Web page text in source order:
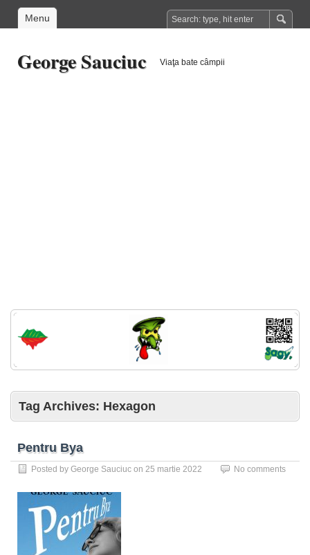
Menu
George Sauciuc Viaţa bate câmpii
Tag Archives: Hexagon
Pentru Bya
Posted by George Sauciuc on 25 martie 2022 No comments